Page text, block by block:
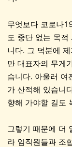
무엇보다 코로나
도 중단 없는 목적
니다. 그 덕분에
만 대표자의 무게
습니다. 아울러 여
가 산적해 있습니
향해 가야할 길도
그렇기 때문에 더
라 임직원들과 조